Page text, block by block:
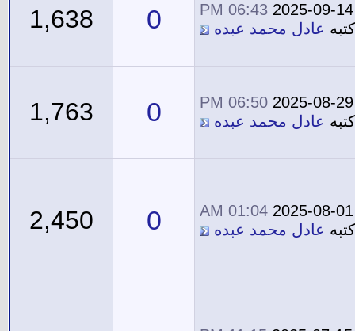
2025-09-14
06:43 PM
كتبه عادل محمد عبده 0
1,638
2025-08-29
06:50 PM
كتبه عادل محمد عبده 0
1,763
2025-08-01
01:04 AM
كتبه عادل محمد عبده 0
2,450